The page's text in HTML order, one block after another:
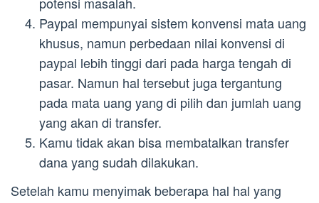
Paypal mempunyai sistem konvensi mata uang
khusus, namun perbedaan nilai konvensi di
paypal lebih tinggi dari pada harga tengah di
pasar. Namun hal tersebut juga tergantung
pada mata uang yang di pilih dan jumlah uang
yang akan di transfer.
Kamu tidak akan bisa membatalkan transfer
dana yang sudah dilakukan.
Setelah kamu menyimak beberapa hal hal yang